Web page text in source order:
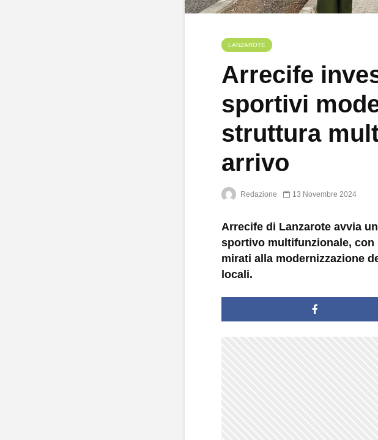
LANZAROTE
Arrecife
sportivi
struttura
arrivo
Redazione 13 Novembre 2024
Arrecife di Lanzarote avvia
sportivo multifunzionale,
mirati alla modernizzazione
locali.